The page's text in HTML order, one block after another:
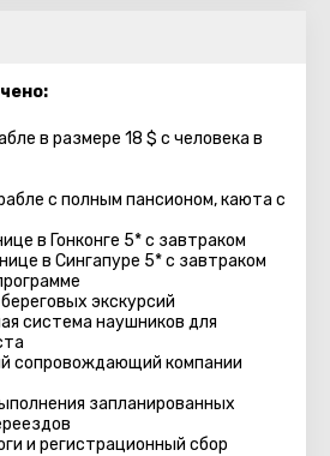
в размере 18 $ с человека в
с полным пансионом, каюта с
в Гонконге 5* с завтраком
в Сингапуре 5* с завтраком
экскурсий
система наушников для
сопровождающий компании
запланированных
и регистрационный сбор